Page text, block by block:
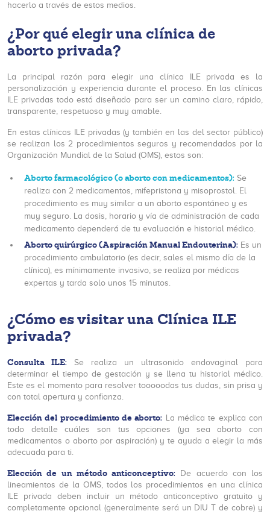
hacerlo a través de estos medios.
¿Por qué elegir una clínica de
aborto privada?
La principal razón para elegir una clínica ILE privada es la
personalización y experiencia durante el proceso. En las clínicas
ILE privadas todo está diseñado para ser un camino claro, rápido,
transparente, respetuoso y muy amable.
En estas clínicas ILE privadas (y también en las del sector público)
se realizan los 2 procedimientos seguros y recomendados por la
Organización Mundial de la Salud (OMS), estos son:
Aborto farmacológico (o aborto con medicamentos): Se
realiza con 2 medicamentos, mifepristona y misoprostol. El
procedimiento es muy similar a un aborto espontáneo y es
muy seguro. La dosis, horario y vía de administración de cada
medicamento dependerá de tu evaluación e historial médico.
Aborto quirúrgico (Aspiración Manual Endouterina): Es un
procedimiento ambulatorio (es decir, sales el mismo día de la
clínica), es mínimamente invasivo, se realiza por médicas
expertas y tarda solo unos 15 minutos.
¿Cómo es visitar una Clínica ILE
privada?
Consulta ILE: Se realiza un ultrasonido endovaginal para
determinar el tiempo de gestación y se llena tu historial médico.
Este es el momento para resolver tooooodas tus dudas, sin prisa y
con total apertura y confianza.
Elección del procedimiento de aborto: La médica te explica con
todo detalle cuáles son tus opciones (ya sea aborto con
medicamentos o aborto por aspiración) y te ayuda a elegir la más
adecuada para ti.
Elección de un método anticonceptivo: De acuerdo con los
lineamientos de la OMS, todos los procedimientos en una clínica
ILE privada deben incluir un método anticonceptivo gratuito y
completamente opcional (generalmente será un DIU T de cobre) y